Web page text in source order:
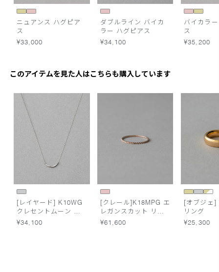
ニュアンス ハグピア
ス
¥33,000
ダブルライン バイカ
ラー ハグピアス
¥34,100
バイカラ
ス
¥35,200
このアイテムを見た人はこちらも購入しています
[レイヤード] K10WG
クレセントムーン ネ
ックレス
¥34,100
[クレール]K18MPG エ
レガンスカット リン
グ
¥61,600
[オブジェ]
リング
¥25,300